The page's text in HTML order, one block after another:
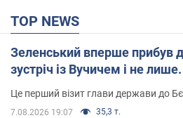
TOP NEWS
Зеленський вперше прибув
зустріч із Вучичем і не
Це перший візит глави держави до
7.08.2026 19:07 35,3 т.